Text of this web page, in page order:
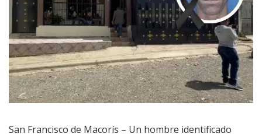
San Francisco de Macorís – Un hombre identificado